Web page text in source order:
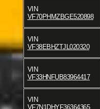
VIN
VF70PHMZBGE520898
VIN
VF38EBHZTJL020320
VIN
VF33HNFUB83964417
VIN
VF7N1DHYF36364365